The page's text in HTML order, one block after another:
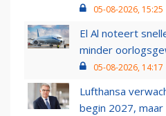
05-08-2026, 15:25
El Al noteert
minder
05-08-2026, 14:17
Lufthansa
begin 2027,